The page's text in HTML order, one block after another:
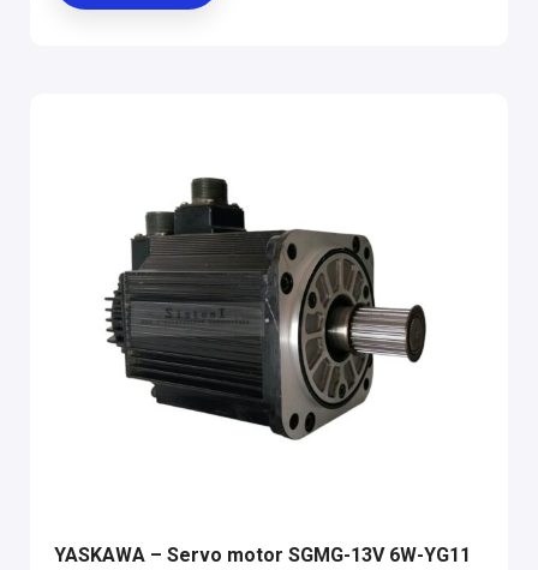
YASKAWA – Servo motor SGMG-13V 6W-YG11